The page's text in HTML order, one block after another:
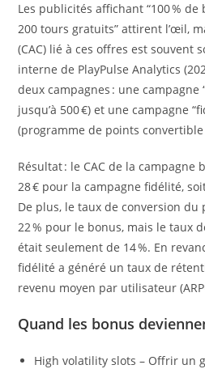
Les publicités affichant “100 % de
200 tours gratuits” attirent l’œil,
(CAC) lié à ces offres est souvent
interne de PlayPulse Analytics
deux campagnes : une campagne
jusqu’à 500 €) et une campagne
(programme de points convertible
Résultat : le CAC de la campagne
28 € pour la campagne fidélité,
De plus, le taux de conversion
22 % pour le bonus, mais le taux
était seulement de 14 %. En
fidélité a généré un taux de
revenu moyen par utilisateur
Quand les bonus
High volatility slots – Offrir un